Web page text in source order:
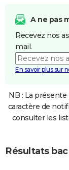
A ne pas
Recevez nos
mail.
En savoir plus sur
NB : La
caractère de
consulter les
Résultats